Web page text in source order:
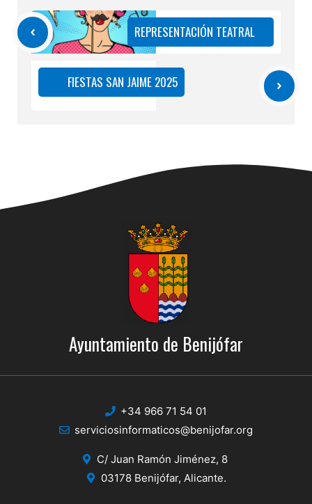
REPRESENTACIÓN TEATRAL
FIESTAS SAN JAIME 2025
Ayuntamiento de Benijófar
+34 966 71 54 01
serviciosinformaticos@benijofar.org
C/ Juan Ramón Jiménez, 8
03178 Benijófar, Alicante.